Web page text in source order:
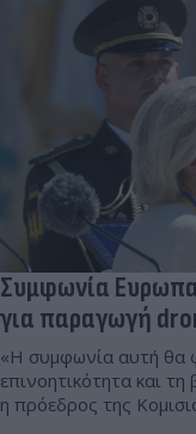
Συμφωνία
για παραγωγή
«Η συμφωνία αυτή θα
επινοητικότητα και
η πρόεδρος της